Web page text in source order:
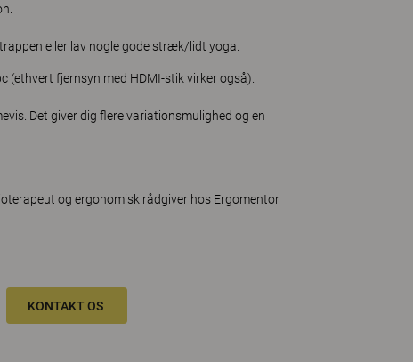
eller lav nogle gode stræk/lidt yoga.
(ethvert fjernsyn med HDMI-stik virker også).
Det giver dig flere variationsmulighed og en
og ergonomisk rådgiver hos Ergomentor
KONTAKT OS